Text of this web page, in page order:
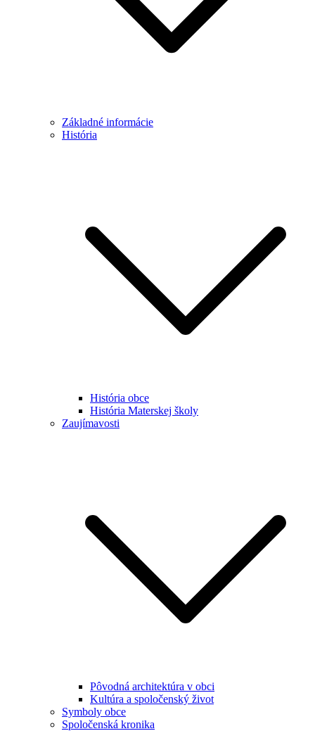
Základné informácie
História
História obce
História Materskej školy
Zaujímavosti
Pôvodná architektúra v obci
Kultúra a spoločenský život
Symboly obce
Spoločenská kronika